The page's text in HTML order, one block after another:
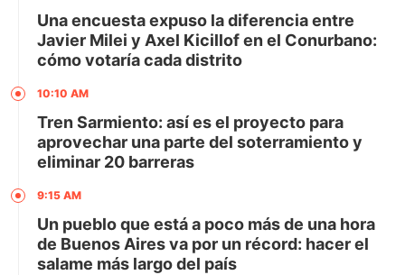
Una encuesta expuso la diferencia entre
Javier Milei y Axel Kicillof en el Conurbano:
cómo votaría cada distrito
10:10 AM
Tren Sarmiento: así es el proyecto para
aprovechar una parte del soterramiento y
eliminar 20 barreras
9:15 AM
Un pueblo que está a poco más de una hora
de Buenos Aires va por un récord: hacer el
salame más largo del país